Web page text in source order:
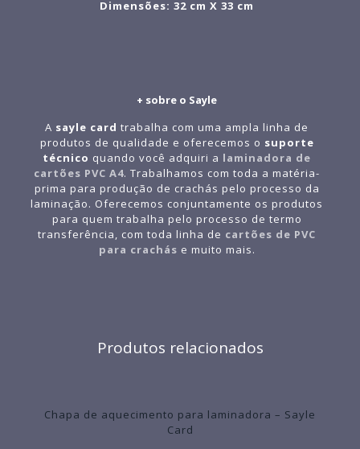
Dimensões: 32 cm X 33 cm
+ sobre o Sayle
A sayle card trabalha com uma ampla linha de
produtos de qualidade e oferecemos o suporte
técnico quando você adquiri a laminadora de
cartões PVC A4. Trabalhamos com toda a matéria-
prima para produção de crachás pelo processo da
laminação. Oferecemos conjuntamente os produtos
para quem trabalha pelo processo de termo
transferência, com toda linha de cartões de PVC
para crachás e muito mais.
Produtos relacionados
Chapa de aquecimento para laminadora – Sayle
Card